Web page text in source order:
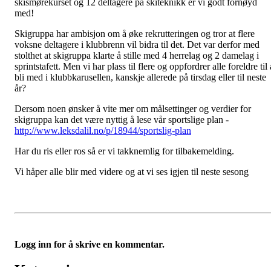
skismørekurset og 12 deltagere på skiteknikk er vi godt fornøyd
med!
Skigruppa har ambisjon om å øke rekrutteringen og tror at flere
voksne deltagere i klubbrenn vil bidra til det. Det var derfor med
stolthet at skigruppa klarte å stille med 4 herrelag og 2 damelag i
sprintstafett. Men vi har plass til flere og oppfordrer alle foreldre til
bli med i klubbkarusellen, kanskje allerede på tirsdag eller til neste
år?
Dersom noen ønsker å vite mer om målsettinger og verdier for
skigruppa kan det være nyttig å lese vår sportslige plan -
http://www.leksdalil.no/p/18944/sportslig-plan
Har du ris eller ros så er vi takknemlig for tilbakemelding.
Vi håper alle blir med videre og at vi ses igjen til neste sesong
Logg inn for å skrive en kommentar.